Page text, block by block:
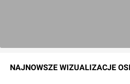
NAJNOWSZE WIZUALIZACJE